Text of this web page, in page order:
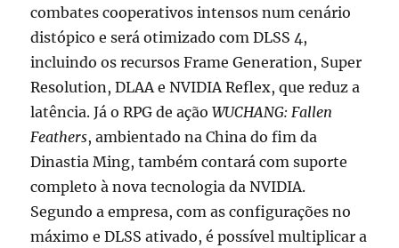
combates cooperativos intensos num cenário
distópico e será otimizado com DLSS 4,
incluindo os recursos Frame Generation, Super
Resolution, DLAA e NVIDIA Reflex, que reduz a
latência. Já o RPG de açãoWUCHANG: Fallen
Feathers, ambientado na China do fim da
Dinastia Ming, também contará com suporte
completo à nova tecnologia da NVIDIA.
Segundo a empresa, com as configurações no
máximo e DLSS ativado, é possível multiplicar a